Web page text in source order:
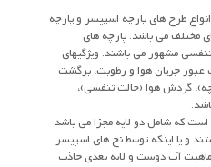
طرح های پارچه اسپیسر و پارچه
مختلف می باشد. پارچه های
مشهور می باشند. ویژگیهای
عبور جریان هوا و رطوبت، برگشت
گردش هوا (حالت تنفسی)،
که شامل دو لایه مجزا می باشد
و یا اینکه توسط نخ های اسپیسر
آب دوست و لایه بعدی جاذب